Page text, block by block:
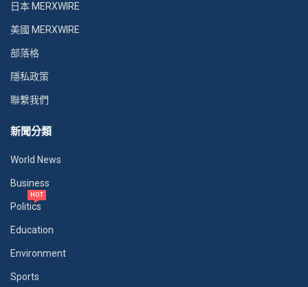
日本 MERXWIRE
美國 MERXWIRE
部落格
隱私政策
聯繫我們
新聞分類
World News
Business
Politics
HOT
Education
Environment
Sports